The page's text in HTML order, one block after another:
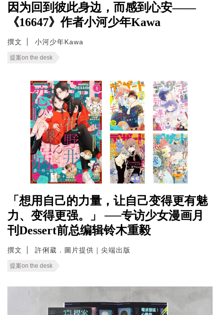
因为回到彼此身边，而感到心安——
《16647》作者小河少年Kawa
撰文 小河少年Kawa
提案on the desk
「想用自己的力量，让自己变得更有魅
力、变得更强。」 ──专访少女漫画月
刊Dessert前总编辑铃木重毅
撰文 許俐葳．圖片提供｜尖端出版
提案on the desk